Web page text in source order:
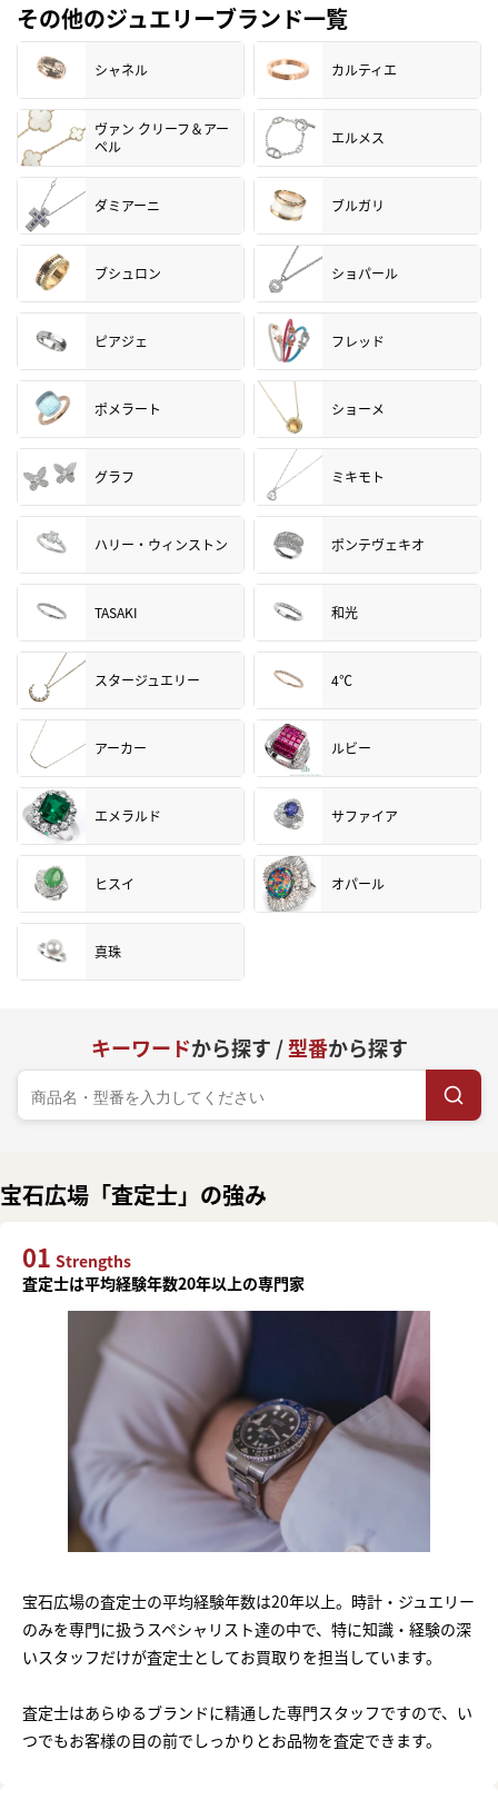
その他のジュエリーブランド一覧
シャネル カルティエ
ヴァン クリーフ＆アー
ペル
エルメス
ダミアーニ ブルガリ
ブシュロン ショパール
ピアジェ フレッド
ポメラート ショーメ
グラフ ミキモト
ハリー・ウィンストン ポンテヴェキオ
TASAKI 和光
スタージュエリー 4℃
アーカー ルビー
エメラルド サファイア
ヒスイ オパール
真珠
キーワードから探す /型番から探す
宝石広場「査定士」の強み
01 Strengths
査定士は平均経験年数20年以上の専門家
宝石広場の査定士の平均経験年数は20年以上。時計・ジュエリー
のみを専門に扱うスペシャリスト達の中で、特に知識・経験の深
いスタッフだけが査定士としてお買取りを担当しています。
査定士はあらゆるブランドに精通した専門スタッフですので、い
つでもお客様の目の前でしっかりとお品物を査定できます。